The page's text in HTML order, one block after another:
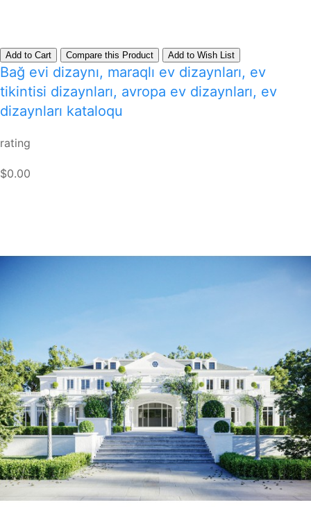
Add to Cart Compare this Product Add to Wish List
Bağ evi dizaynı, maraqlı ev dizaynları, ev
tikintisi dizaynları, avropa ev dizaynları, ev
dizaynları kataloqu
rating
$0.00